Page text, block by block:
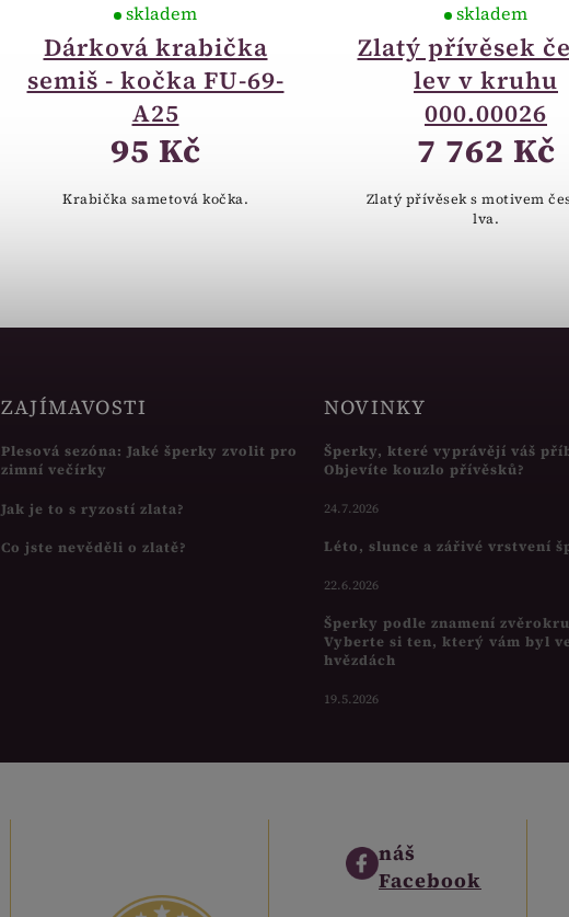
Dárková krabička
semiš - kočka FU-69-
A25
skladem
95 Kč
Krabička sametová kočka.
Zlatý přívěsek
lev v kruhu
000.00026
skladem
7 762 Kč
Zlatý přívěsek s motivem
lva.
ZAJÍMAVOSTI
Plesová sezóna: Jaké šperky zvolit pro
zimní večírky
Jak je to s ryzostí zlata?
Co jste nevěděli o zlatě?
NOVINKY
Šperky, které vyprávějí váš
Objevíte kouzlo přívěsků?
24.7.2026
Léto, slunce a zářivé vrstvení
22.6.2026
Šperky podle znamení
Vyberte si ten, který vám byl
hvězdách
19.5.2026
náš
Facebook